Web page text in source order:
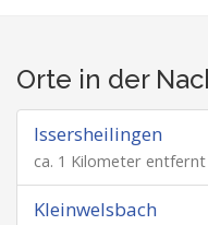
Orte in der
Issersheilingen
ca. 1 Kilometer entfernt
Kleinwelsbach